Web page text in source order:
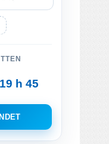
19 h 45